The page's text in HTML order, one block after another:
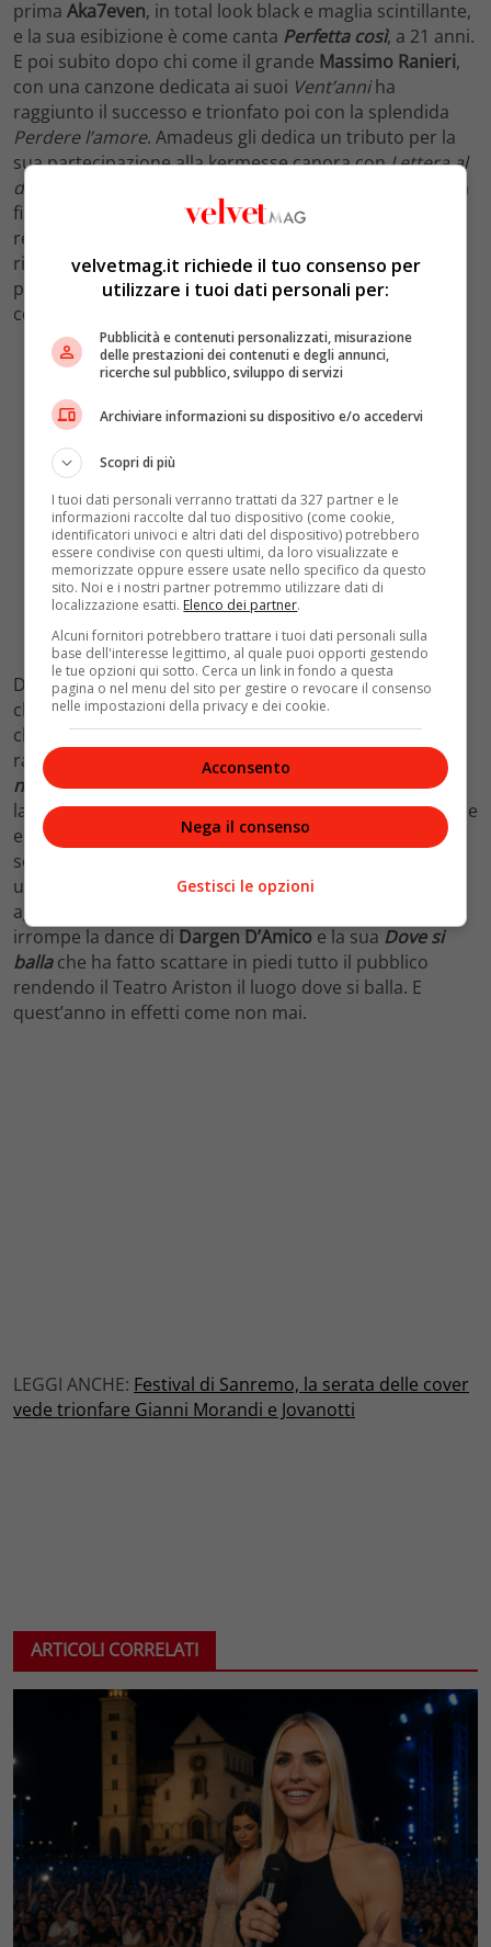
prima Aka7even, in total look black e maglia scintillante,
e la sua esibizione è come canta Perfetta così, a 21 anni.
E poi subito dopo chi come il grande Massimo Ranieri,
con una canzone dedicata ai suoi Vent’anniha
raggiunto il successo e trionfato poi con la splendida
Perdere l’amore. Amadeus gli dedica un tributo per la
sua partecipazione alla kermesse canora conLettera al
di là del mare
. Uno scroscio di applausi si sprigiona alla
fine dell’esibizione ed il cantante, in tuxedo nero dai
rever Swarovski di Versace, abbraccia il maestro e
ringraziando il pubblico, urla “papalina”. Per tutti i suoi
più giovani fans, punti alFantaSanremoassicurati,
come gli hanno chiesto i nipoti.
Dalla voce inconfondibile di Ranieri si passa aNoemi
che illumina l’intero teatro. La sua inconfondibile
chioma ramata, valorizzata dall’abito argento con
raffinate trasparenze nude di Alberta Ferretti.
Ti amo
non lo so direè il suo brano e la voce graffiante scalda
la platea. In perfetta alternanza arrivaFabrizio Moroche
esegue
, dopo quattro anni dall’ultima e alla
settima partecipazione alla kermesse, per cui sceglie
una ballata romantica che parla d’amore e che dedica
agli amori della sua vita. Non sono neppure le 22 e
irrompe la dance di Dargen D’Amico e la sua Dove si
ballache ha fatto scattare in piedi tutto il pubblico
rendendo il Teatro Ariston il luogo dove si balla. E
quest’anno in effetti come non mai.
LEGGI ANCHE: Festival di Sanremo, la serata delle cover
vede trionfare Gianni Morandi e Jovanotti
ARTICOLI CORRELATI
velvetmag.it richiede il tuo consenso per
utilizzare i tuoi dati personali per:
Pubblicità e contenuti personalizzati, misurazione
delle prestazioni dei contenuti e degli annunci,
ricerche sul pubblico, sviluppo di servizi
Archiviare informazioni su dispositivo e/o accedervi
Scopri di più
I tuoi dati personali verranno trattati da 327 partner e le
informazioni raccolte dal tuo dispositivo (come cookie,
identificatori univoci e altri dati del dispositivo) potrebbero
essere condivise con questi ultimi, da loro visualizzate e
memorizzate oppure essere usate nello specifico da questo
sito. Noi e i nostri partner potremmo utilizzare dati di
localizzazione esatti. Elenco dei partner.
Alcuni fornitori potrebbero trattare i tuoi dati personali sulla
base dell'interesse legittimo, al quale puoi opporti gestendo
le tue opzioni qui sotto. Cerca un link in fondo a questa
pagina o nel menu del sito per gestire o revocare il consenso
nelle impostazioni della privacy e dei cookie.
Acconsento
Nega il consenso
Gestisci le opzioni